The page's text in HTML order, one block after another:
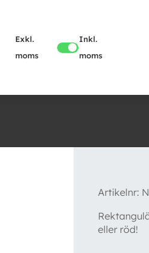
Exkl.
moms
Inkl.
moms
Artikelnr:
eller röd!